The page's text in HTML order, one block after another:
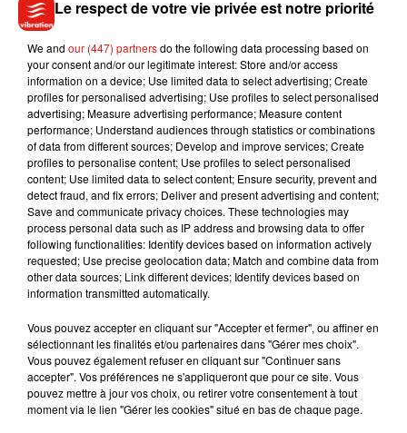
ans a tenté de passer incognito face aux paparrazzis. En
dernières publications sur les réseaux sociaux qui laissent
penser qu'elle avait remonté la pente après sa triste
descente en enfer.Et en attendant son retour sur le devant de
la scène, les fans de Demi Lovato peuvent toujours écouter
sa dernière collaboration avecCleanBandit sur le titreSolo
ou encore son duo avec LuisFonsisur la
chansonEchameLaCulpasans oublier son
tubeSorry NotSorry.
7 août 2026
Julien Lieb s’essaye à la vie de chatelain
dans son nouveau clip
Le respect de votre vie privée est notre priorité
We and our (447) partnersdo the following data processing based on
your consent and/or our legitimate interest: Store and/or access
information on a device; Use limited data to select advertising; Create
profiles for personalised advertising; Use profiles to select personalised
advertising; Measure advertising performance; Measure content
performance; Understand audiences through statistics or combinations
of data from different sources; Develop and improve services; Create
profiles to personalise content; Use profiles to select personalised
content; Use limited data to select content; Ensure security, prevent and
detect fraud, and fix errors; Deliver and present advertising and content;
Save and communicate privacy choices. These technologies may
process personal data such as IP address and browsing data to offer
following functionalities: Identify devices based on information actively
requested; Use precise geolocation data; Match and combine data from
other data sources; Link different devices; Identify devices based on
information transmitted automatically.
Vous pouvez accepter en cliquant sur "Accepter et fermer", ou affiner en
sélectionnant les finalités et/ou partenaires dans "Gérer mes choix".
Vous pouvez également refuser en cliquant sur "Continuer sans
accepter". Vos préférences ne s'appliqueront que pour ce site. Vous
pouvez mettre à jour vos choix, ou retirer votre consentement à tout
moment via le lien "Gérer les cookies" situé en bas de chaque page.